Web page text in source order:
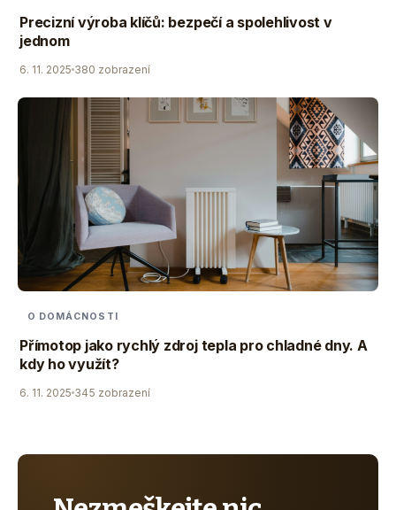
Precizní výroba klíčů: bezpečí a spolehlivost v
jednom
6. 11. 2025 380 zobrazení
O DOMÁCNOSTI
Přímotop jako rychlý zdroj tepla pro chladné dny. A
kdy ho využít?
6. 11. 2025 345 zobrazení